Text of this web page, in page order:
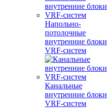
Напольно-
потолочные
внутренние блоки
VRF-систем
Канальные
внутренние блоки
VRF-систем